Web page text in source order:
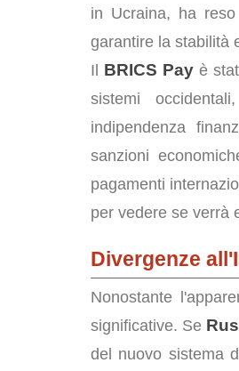
in Ucraina, ha
garantire la stabilità
Il BRICS Pay è
sistemi
indipendenza
sanzioni
pagamenti
per vedere se verrà
Divergenze
Nonostante
significative. Se
del nuovo sistema